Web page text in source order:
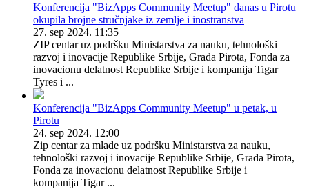
Konferencija "BizApps Community Meetup" danas u Pirotu
okupila brojne stručnjake iz zemlje i inostranstva
27. sep 2024. 11:35
ZIP centar uz podršku Ministarstva za nauku, tehnološki
razvoj i inovacije Republike Srbije, Grada Pirota, Fonda za
inovacionu delatnost Republike Srbije i kompanija Tigar
Tyres i ...
Konferencija "BizApps Community Meetup" u petak, u
Pirotu
24. sep 2024. 12:00
Zip centar za mlade uz podršku Ministarstva za nauku,
tehnološki razvoj i inovacije Republike Srbije, Grada Pirota,
Fonda za inovacionu delatnost Republike Srbije i
kompanija Tigar ...